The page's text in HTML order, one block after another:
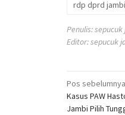
rdp dprd jambi
Penulis:
Editor: sepucuk
Navigasi
pos
Pos sebelumnya
Kasus PAW
Jambi Pilih